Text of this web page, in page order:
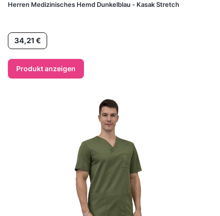
Herren Medizinisches Hemd Dunkelblau - Kasak Stretch
Preis
34,21 €
Produkt anzeigen